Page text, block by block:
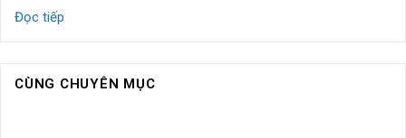
Đọc tiếp
CÙNG CHUYÊN MỤC